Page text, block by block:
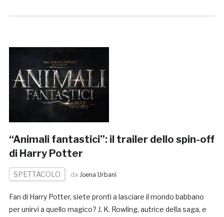
“Animali fantastici”: il trailer dello spin-off
di Harry Potter
SPETTACOLO da Joena Urbani
Fan di Harry Potter, siete pronti a lasciare il mondo babbano
per unirvi a quello magico? J. K. Rowling, autrice della saga, e